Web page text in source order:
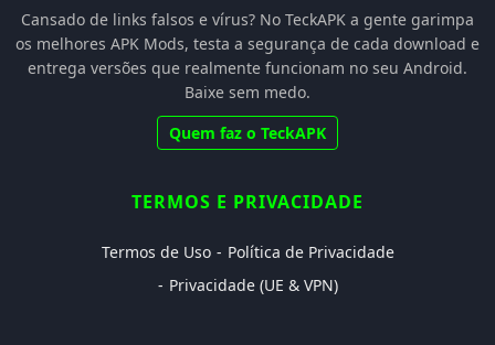
Cansado de links falsos e vírus? No TeckAPK a gente garimpa
os melhores APK Mods, testa a segurança de cada download e
entrega versões que realmente funcionam no seu Android.
Baixe sem medo.
Quem faz o TeckAPK
TERMOS E PRIVACIDADE
Termos de Uso
Política de Privacidade
Privacidade (UE & VPN)